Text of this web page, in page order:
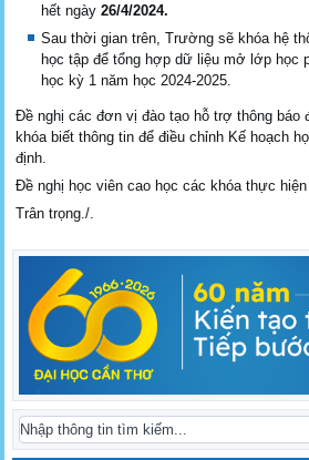
hết ngày26/4/2024.
Sau thời gian trên, Trường sẽ khóa hệ
học tập để tổng hợp dữ liệu mở lớp học
học kỳ 1 năm học 2024-2025.
Đề nghị các đơn vị đào tạo hỗ trợ thông báo
khóa biết thông tin để điều chỉnh Kế hoạch
định.
Đề nghị học viên cao học các khóa thực hiện
Trân trọng./.